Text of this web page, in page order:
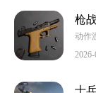
枪
动作
士